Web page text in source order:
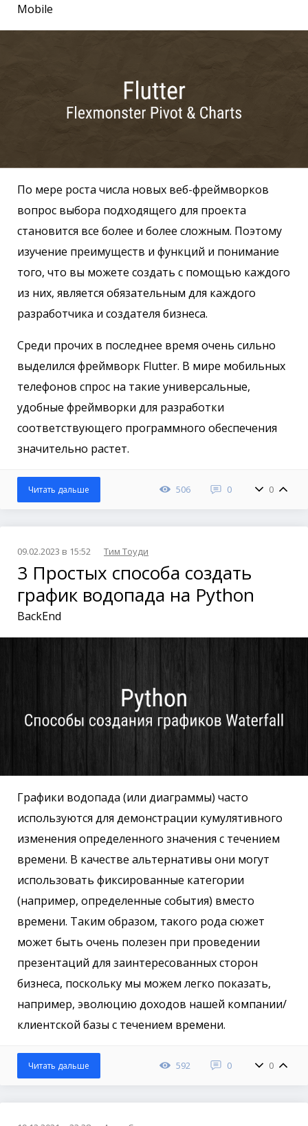
Mobile
По мере роста числа новых веб-фреймворков
вопрос выбора подходящего для проекта
становится все более и более сложным. Поэтому
изучение преимуществ и функций и понимание
того, что вы можете создать с помощью каждого
из них, является обязательным для каждого
разработчика и создателя бизнеса.
Среди прочих в последнее время очень сильно
выделился фреймворк Flutter. В мире мобильных
телефонов спрос на такие универсальные,
удобные фреймворки для разработки
соответствующего программного обеспечения
значительно растет.
506 0 0
Читать дальше
09.02.2023 в 15:52 Тим Тоуди
3 Простых способа создать
график водопада на Python
BackEnd
Графики водопада (или диаграммы) часто
используются для демонстрации кумулятивного
изменения определенного значения с течением
времени. В качестве альтернативы они могут
использовать фиксированные категории
(например, определенные события) вместо
времени. Таким образом, такого рода сюжет
может быть очень полезен при проведении
презентаций для заинтересованных сторон
бизнеса, поскольку мы можем легко показать,
например, эволюцию доходов нашей компании/
клиентской базы с течением времени.
592 0 0
Читать дальше